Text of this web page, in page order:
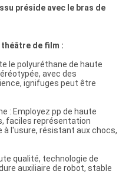
préside avec le bras de
de film :
le polyuréthane de haute
avec des
ignifuges peut être
: Employez pp de haute
faciles représentation
l'usure, résistant aux chocs,
qualité, technologie de
auxiliaire de robot, stable